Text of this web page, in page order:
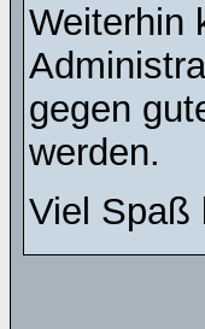
Weiterhin
gegen
werden.
Viel Spaß